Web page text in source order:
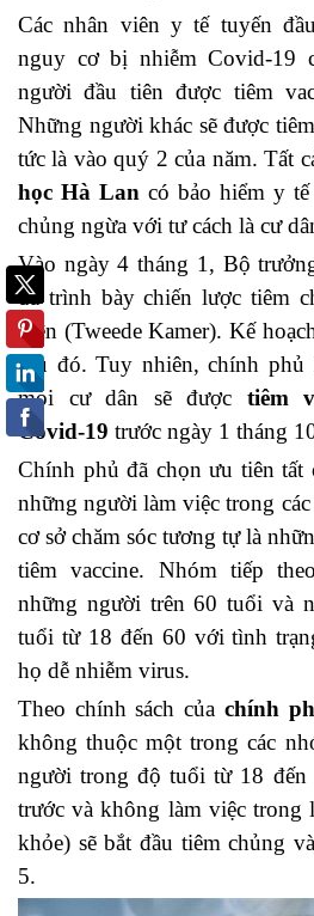
Các nhân viên y tế tuyến
nguy cơ bị nhiễm Covid-19
người đầu tiên được tiêm
Những người khác sẽ được
tức là vào quý 2 của năm. Tất
học Hà Lan có bảo hiểm y
chủng ngừa với tư cách là cư
Vào ngày 4 tháng 1, Bộ
đã trình bày chiến lược tiêm
viện (Tweede Kamer). Kế
sau đó. Tuy nhiên, chính
mọi cư dân sẽ được tiêm
Covid-19 trước ngày 1 tháng
Chính phủ đã chọn ưu tiên tất
những người làm việc trong
cơ sở chăm sóc tương tự là
tiêm vaccine. Nhóm tiếp
những người trên 60 tuổi và
tuổi từ 18 đến 60 với tình
họ dễ nhiễm virus.
Theo chính sách của chính
không thuộc một trong các
người trong độ tuổi từ 18
trước và không làm việc trong
khỏe) sẽ bắt đầu tiêm chủng
5.